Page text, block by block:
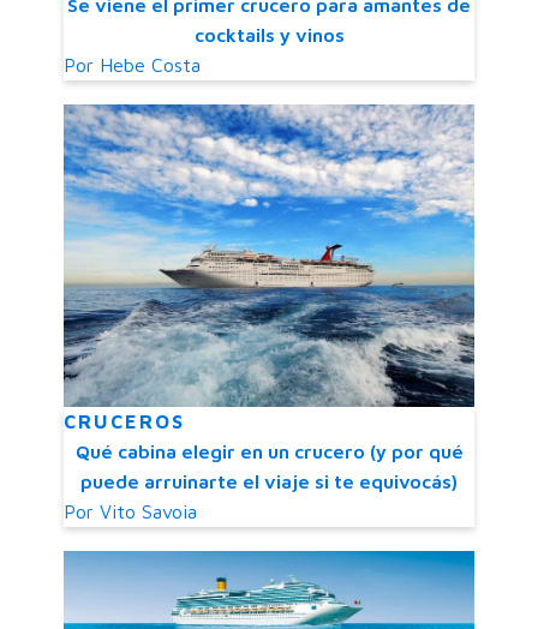
cocktails y vinos
Por Hebe Costa
CRUCEROS
Qué cabina elegir en un crucero (y por qué
puede arruinarte el viaje si te equivocás)
Por Vito Savoia